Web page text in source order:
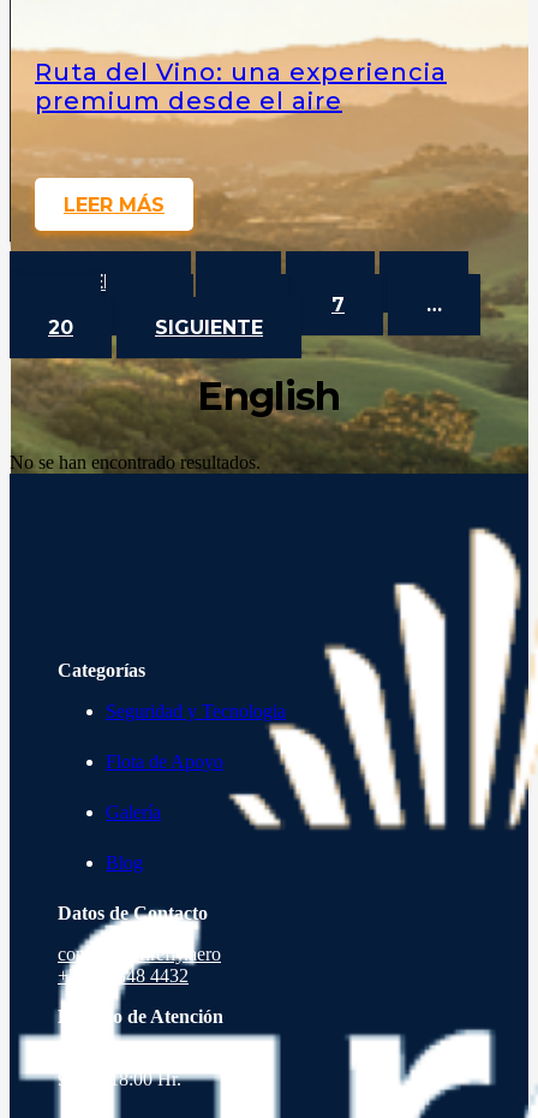
Ruta del Vino: una experiencia
premium desde el aire
LEER MÁS
ANTERIOR
7
…
20
SIGUIENTE
English
No se han encontrado resultados.
Categorías
Seguridad y Tecnologia
Flota de Apoyo
Galería
Blog
Datos de Contacto
contacto@firefly.aero
+56 9 9848 4432
Horario de Atención
9:00 a 18:00 Hr.